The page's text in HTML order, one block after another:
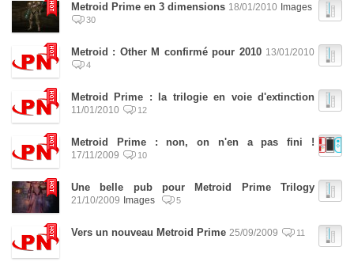
Metroid Prime en 3 dimensions 18/01/2010 Images
30
Metroid : Other M confirmé pour 2010 13/01/2010
4
Metroid Prime : la trilogie en voie d'extinction
11/01/2010 12
Metroid Prime : non, on n'en a pas fini !
17/11/2009 10
Une belle pub pour Metroid Prime Trilogy
21/10/2009 Images 5
Vers un nouveau Metroid Prime 25/09/2009 11